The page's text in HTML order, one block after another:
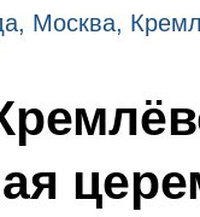
Москва,